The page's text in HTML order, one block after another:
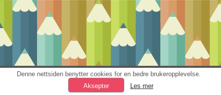
Denne nettsiden benytter cookies for en bedre brukeropplevelse.
Les mer